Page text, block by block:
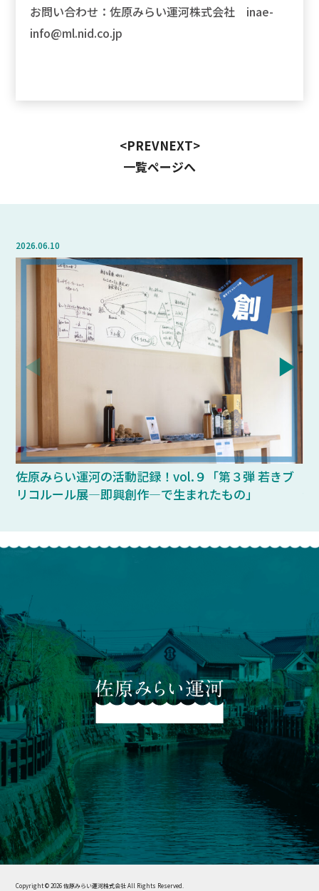
お問い合わせ：佐原みらい運河株式会社 inae-
info@ml.nid.co.jp
PREVNEXT
一覧ページへ
2026.06.10
佐原みらい運河の活動記録！vol.９「第３弾 若きブ
リコルール展―即興創作―で生まれたもの」
Copyright ©2026 佐原みらい運河株式会社 All Rights Reserved.